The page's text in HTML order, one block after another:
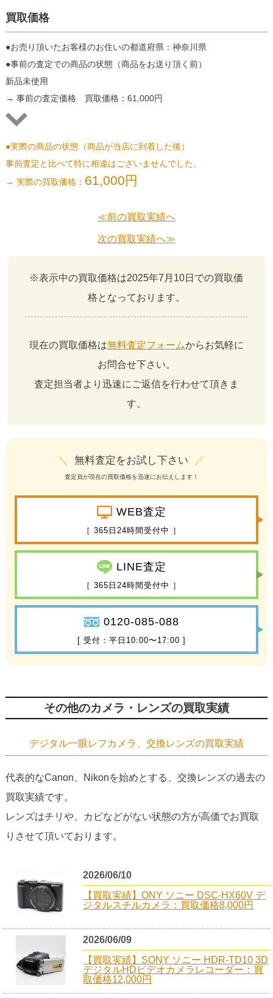
買取価格
●お売り頂いたお客様のお住いの都道府県：神奈川県
●事前の査定での商品の状態（商品をお送り頂く前）
新品未使用
→ 事前の査定価格 買取価格：61,000円
●実際の商品の状態（商品が当店に到着した後）
事前査定と比べて特に相違はございませんでした。
→ 実際の買取価格： 61,000円
≪前の買取実績へ
次の買取実績へ≫
※表示中の買取価格は2025年7月10日での買取価
格となっております。
現在の買取価格は無料査定フォームからお気軽に
お問合せ下さい。
査定担当者より迅速にご返信を行わせて頂きま
す。
＼ 無料査定をお試し下さい ／
査定員が現在の買取価格を迅速にお伝えします！
WEB査定
［ 365日24時間受付中 ］
LINE査定
［ 365日24時間受付中 ］
0120-085-088
[ 受付：平日10:00〜17:00 ]
その他のカメラ・レンズの買取実績
デジタル一眼レフカメラ、交換レンズの買取実績
代表的なCanon、Nikonを始めとする、交換レンズの過去の
買取実績です。
レンズはチリや、カビなどがない状態の方が高価でお買取
りさせて頂いております。
2026/06/10
【買取実績】ONY ソニー DSC-HX60V デ
ジタルスチルカメラ：買取価格8,000円
2026/06/09
【買取実績】SONY ソニー HDR-TD10 3D
デジタルHDビデオカメラレコーダー：買
取価格12,000円